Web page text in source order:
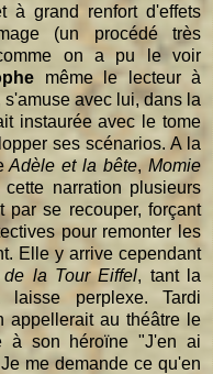
à grand renfort d'effets
(un procédé très
on a pu le voir
même le lecteur à
avec lui, dans la
instaurée avec le tome
ses scénarios. A la
Adèle et la bête,Momie
narration plusieurs
par se recouper, forçant
pour remonter les
Elle y arrive cependant
la Tour Eiffel, tant la
laisse perplexe. Tardi
appellerait au théâtre le
à son héroïne "J'en ai
me demande ce qu'en